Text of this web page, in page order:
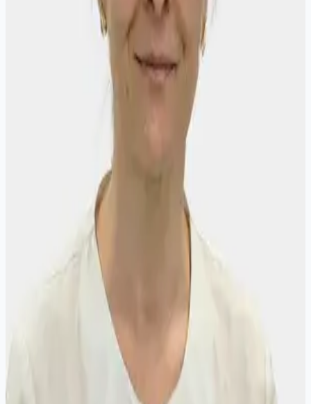
"Лечебное дело"
1993 - "Медицинский факультет Якутского
госуниверситета" МЗ Якутской АССР,
интернатура по специальности "Акушерство и
1996 - "Акушерство и гинекология",
"Новокузнецкий ГИДУВ", повышение
1999 - "Акушерство и гинекология",
"Волгоградская медицинская академия",
Министерства здравоохранения и медицинской
промышленности РФ, профессиональная
переподготовка
2006 - "Ультразвуковая диагностика", ГОУ ВПО
ИГМУ РОСЗДРАВА г.Иркутска, повышение
2011 - "Ультразвуковая диагностика",
Государственное образовательное учреждение
дополнительного профессионального
образования «Иркутский государственный
институт усовершенствования врачей
Федерального агентства по здравоохранению и
социальному развитию», повышение
квалификации
2016 - "Ультразвуковая диагностика" ФГБОУ ВО
НГМУ МИНЗДРАВА РОССИИ, повышение
квалификации
2015 - "Организация здравоохранения и
общественного здоровья", ГБОУ ДПО
«ИГМАПО» МЗ РФ, профессиональна